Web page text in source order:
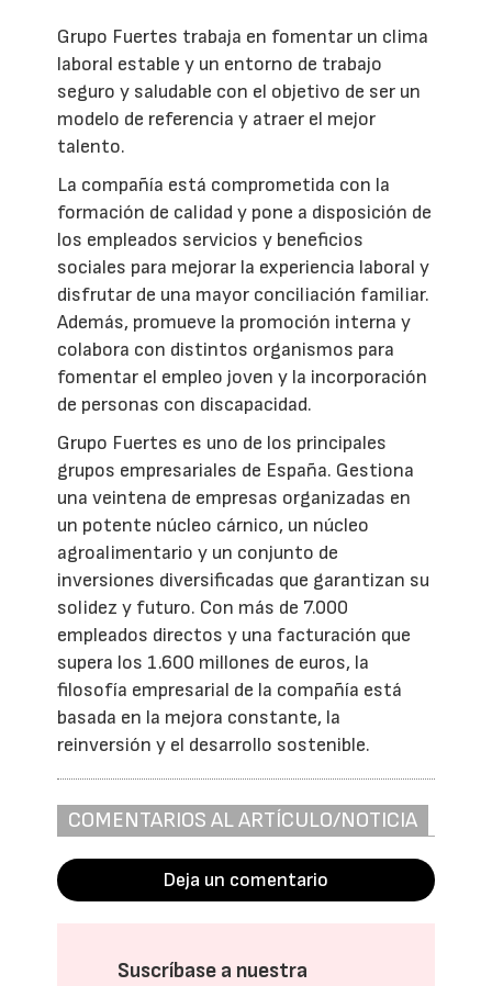
Grupo Fuertes trabaja en fomentar un clima
laboral estable y un entorno de trabajo
seguro y saludable con el objetivo de ser un
modelo de referencia y atraer el mejor
talento.
La compañía está comprometida con la
formación de calidad y pone a disposición de
los empleados servicios y beneficios
sociales para mejorar la experiencia laboral y
disfrutar de una mayor conciliación familiar.
Además, promueve la promoción interna y
colabora con distintos organismos para
fomentar el empleo joven y la incorporación
de personas con discapacidad.
Grupo Fuertes es uno de los principales
grupos empresariales de España. Gestiona
una veintena de empresas organizadas en
un potente núcleo cárnico, un núcleo
agroalimentario y un conjunto de
inversiones diversificadas que garantizan su
solidez y futuro. Con más de 7.000
empleados directos y una facturación que
supera los 1.600 millones de euros, la
filosofía empresarial de la compañía está
basada en la mejora constante, la
reinversión y el desarrollo sostenible.
COMENTARIOS AL ARTÍCULO/NOTICIA
Deja un comentario
Suscríbase a nuestra